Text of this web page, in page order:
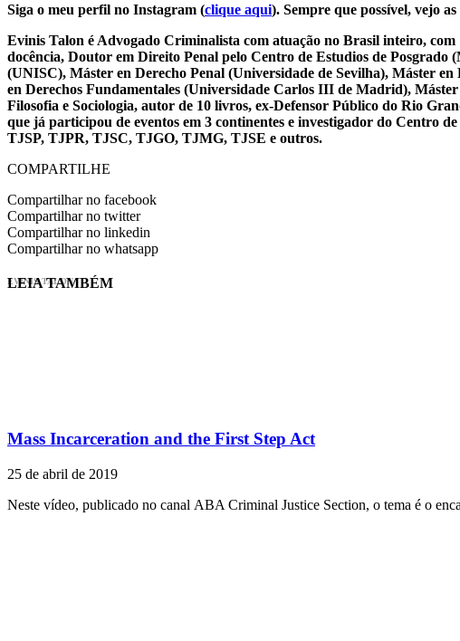
Siga o meu perfil no Instagram (clique aqui). Sempre que possível, vejo
Evinis Talon é Advogado Criminalista com atuação no Brasil inteiro, com
docência, Doutor em Direito Penal pelo Centro de Estudios de
(UNISC), Máster en Derecho Penal (Universidade de Sevilha), Máster
en Derechos Fundamentales (Universidade Carlos III de Madrid),
Filosofia e Sociologia, autor de 10 livros, ex-Defensor Público do Rio
que já participou de eventos em 3 continentes e investigador do Centro
TJSP, TJPR, TJSC, TJGO, TJMG, TJSE e outros.
COMPARTILHE
Compartilhar no facebook
Compartilhar no twitter
Compartilhar no linkedin
Compartilhar no whatsapp
EVINIS TALON
LEIA TAMBÉM
Mass Incarceration and the First Step Act
25 de abril de 2019
Neste vídeo, publicado no canal ABA Criminal Justice Section, o tema é o